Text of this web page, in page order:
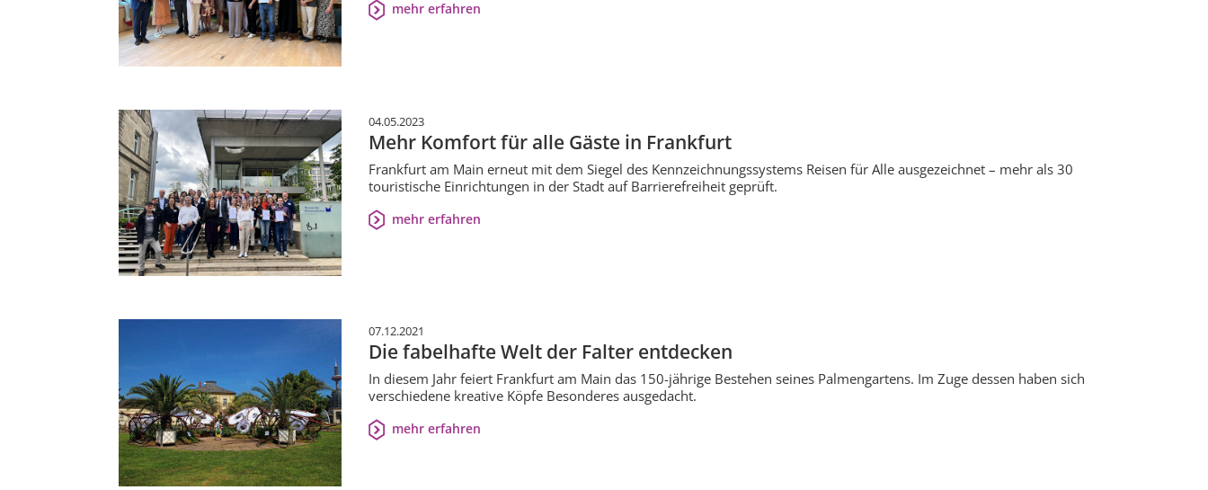
mehr erfahren
04.05.2023
Mehr Komfort für alle Gäste in Frankfurt
Frankfurt am Main erneut mit dem Siegel des Kennzeichnungssystems Reisen für Alle ausgezeichnet – mehr als 30
touristische Einrichtungen in der Stadt auf Barrierefreiheit geprüft.
mehr erfahren
07.12.2021
Die fabelhafte Welt der Falter entdecken
In diesem Jahr feiert Frankfurt am Main das 150-jährige Bestehen seines Palmengartens. Im Zuge dessen haben sich
verschiedene kreative Köpfe Besonderes ausgedacht.
mehr erfahren